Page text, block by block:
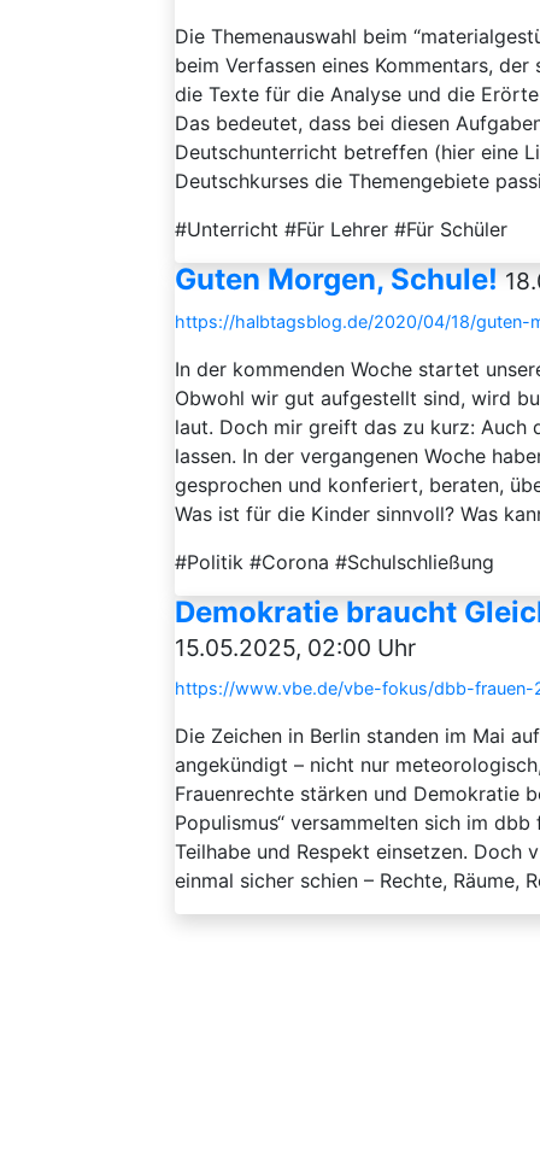
Die Themenauswahl beim
beim Verfassen eines Kommentars,
die Texte für die Analyse und die
Das bedeutet, dass bei diesen
Deutschunterricht betreffen (hier eine
Deutschkurses die Themengebiete
#Unterricht #Für Lehrer #Für Schüler
Guten Morgen, Schule!
https://halbtagsblog.de/2020/04/18/guten-
In der kommenden Woche startet
Obwohl wir gut aufgestellt sind, wird
laut. Doch mir greift das zu kurz: Auch
lassen. In der vergangenen Woche
gesprochen und konferiert, beraten,
Was ist für die Kinder sinnvoll? Was
#Politik #Corona #Schulschließung
Demokratie braucht
15.05.2025, 02:00 Uhr
https://www.vbe.de/vbe-fokus/dbb-frauen-
Die Zeichen in Berlin standen im Mai
angekündigt – nicht nur
Frauenrechte stärken und Demokratie
Populismus“ versammelten sich im
Teilhabe und Respekt einsetzen. Doch
einmal sicher schien – Rechte, Räume,